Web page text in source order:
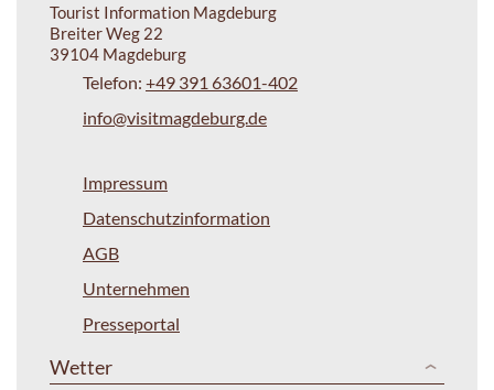
Tourist Information Magdeburg
Breiter Weg 22
39104 Magdeburg
Telefon: +49 391 63601-402
info@visitmagdeburg.de
Impressum
Datenschutzinformation
AGB
Unternehmen
Presseportal
Wetter